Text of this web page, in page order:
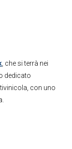
, che si terrà nei
dedicato
con uno